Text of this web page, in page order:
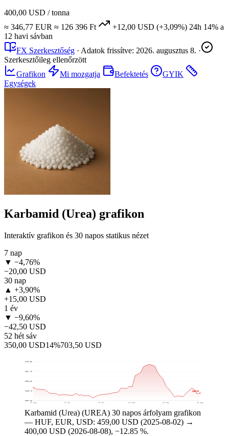
400,00 USD / tonna
≈ 346,77 EUR ≈ 126 396 Ft +12,00 USD (+3,09%) 24h 14% a
12 havi sávban
FX Szerkesztőség · Adatok frissítve: 2026. augusztus 8. ·
Szerkesztőileg ellenőrzött
Grafikon
Mi mozgatja Befektetés
GYIK
Egységek
Karbamid (Urea) grafikon
Interaktív grafikon és 30 napos statikus nézet
7 nap
▼ −4,76%
−20,00 USD
30 nap
▲ +3,90%
+15,00 USD
1 év
▼ −9,60%
−42,50 USD
52 hét sáv
350,00 USD14%703,50 USD
$321,90
$423,76
$525,63
$627,49
$729,35
25. aug. 25. okt. 25. dec. 26. márc. 26. máj. 26. aug.
$400,00
Karbamid (Urea) (UREA) 30 napos árfolyam grafikon
— HUF, EUR, USD: 459,00 USD (2025-08-02) →
400,00 USD (2026-08-08), −12.85 %.